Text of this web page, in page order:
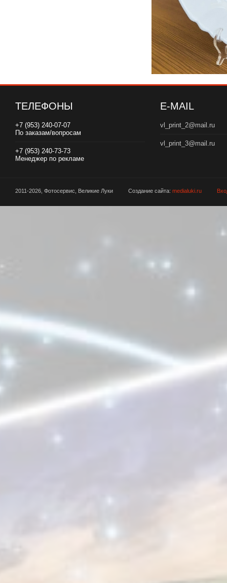
ТЕЛЕФОНЫ
+7 (953) 240-07-07
По заказам/вопросам
+7 (953) 240-73-73
Менеджер по рекламе
E-MAIL
vl_print_2@mail.ru
vl_print_3@mail.ru
2011-2026, Фотосервис, Великие Луки Создание сайта: medialuki.ru